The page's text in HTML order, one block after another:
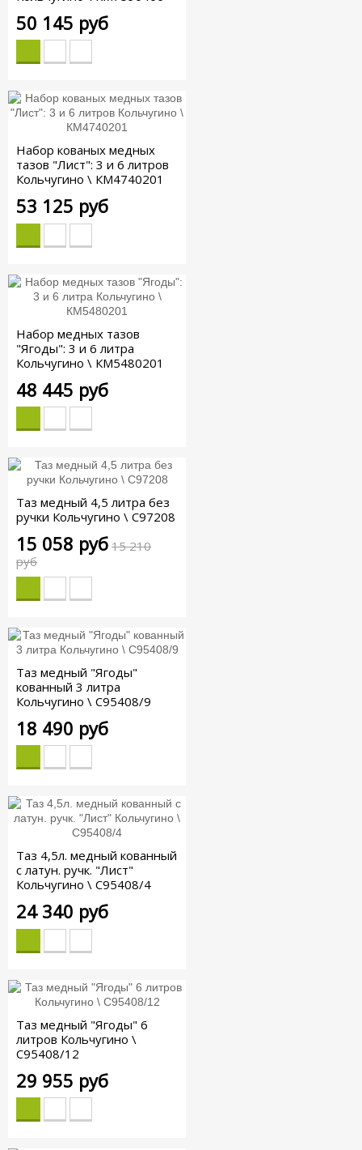
50 145 руб
Набор кованых медных
тазов "Лист": 3 и 6 литров
Кольчугино \ КМ4740201
53 125 руб
Набор медных тазов
"Ягоды": 3 и 6 литра
Кольчугино \ КМ5480201
48 445 руб
Таз медный 4,5 литра без
ручки Кольчугино \ С97208
15 058 руб 15 210
руб
Таз медный "Ягоды"
кованный 3 литра
Кольчугино \ С95408/9
18 490 руб
Таз 4,5л. медный кованный
с латун. ручк. "Лист"
Кольчугино \ С95408/4
24 340 руб
Таз медный "Ягоды" 6
литров Кольчугино \
С95408/12
29 955 руб